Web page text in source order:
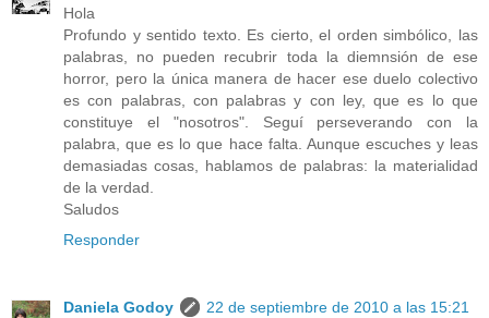
Hola
Profundo y sentido texto. Es cierto, el orden simbólico, las
palabras, no pueden recubrir toda la diemnsión de ese
horror, pero la única manera de hacer ese duelo colectivo
es con palabras, con palabras y con ley, que es lo que
constituye el "nosotros". Seguí perseverando con la
palabra, que es lo que hace falta. Aunque escuches y leas
demasiadas cosas, hablamos de palabras: la materialidad
de la verdad.
Saludos
Responder
Daniela Godoy
22 de septiembre de 2010 a las 15:21